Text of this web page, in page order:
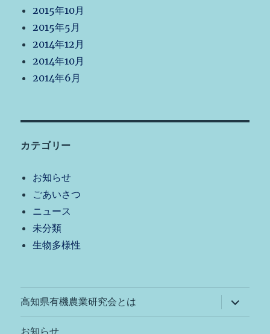
2015年10月
2015年5月
2014年12月
2014年10月
2014年6月
カテゴリー
お知らせ
ごあいさつ
ニュース
未分類
生物多様性
高知県有機農業研究会とは
サ
ブ
メ
お知らせ